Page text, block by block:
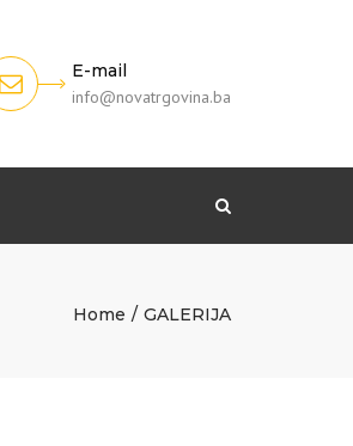
E-mail
info@novatrgovina.ba
Home GALERIJA